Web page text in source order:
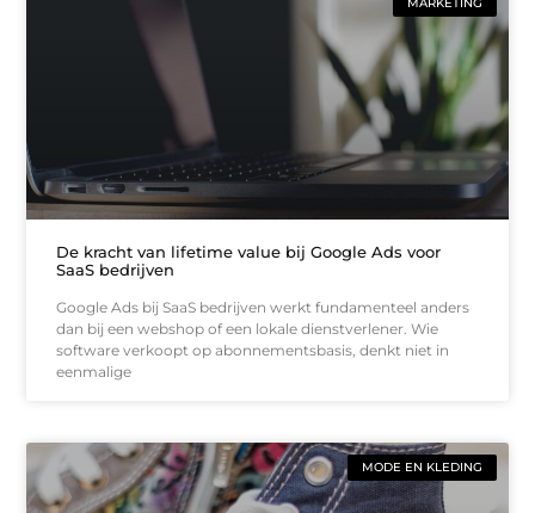
MARKETING
De kracht van lifetime value bij Google Ads voor
SaaS bedrijven
Google Ads bij SaaS bedrijven werkt fundamenteel anders
dan bij een webshop of een lokale dienstverlener. Wie
software verkoopt op abonnementsbasis, denkt niet in
eenmalige
MODE EN KLEDING